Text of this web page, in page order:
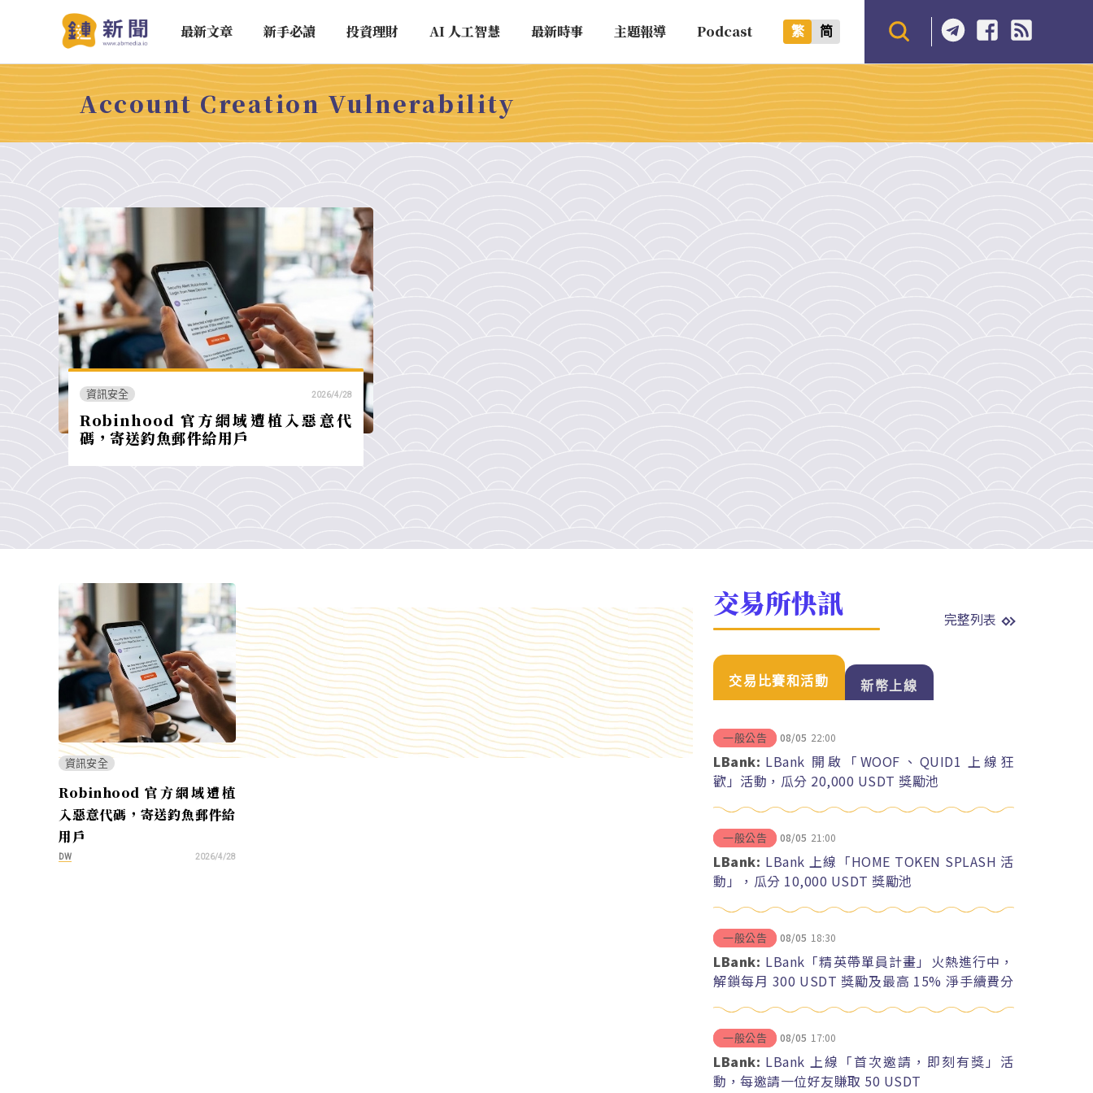
最新文章 新手必讀 投資理財 AI 人工智慧 最新時事 主題報導 Podcast 繁 简
Account Creation Vulnerability
資訊安全 2026/4/28
Robinhood 官方網域遭植入惡意代
碼，寄送釣魚郵件給用戶
資訊安全
Robinhood 官方網域遭植
入惡意代碼，寄送釣魚郵件給
用戶
DW 2026/4/28
交易所快訊 完整列表
交易比賽和活動 新幣上線
一般公告 08/05 22:00
LBank: LBank 開啟「WOOF、QUID1 上線狂
歡」活動，瓜分 20,000 USDT 獎勵池
一般公告 08/05 21:00
LBank: LBank 上線「HOME TOKEN SPLASH 活
動」，瓜分 10,000 USDT 獎勵池
一般公告 08/05 18:30
LBank: LBank「精英帶單員計畫」火熱進行中，
解鎖每月 300 USDT 獎勵及最高 15% 淨手續費分
一般公告 08/05 17:00
LBank: LBank 上線「首次邀請，即刻有獎」活
動，每邀請一位好友賺取 50 USDT